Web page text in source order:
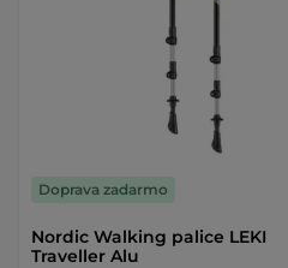
Nordic Walking palice LEKI
Traveller Alu
Doprava zadarmo